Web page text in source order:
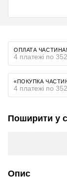
ОПЛАТА
4 платежі по
«ПОКУПКА
4 платежі по
Поширити у
Опис